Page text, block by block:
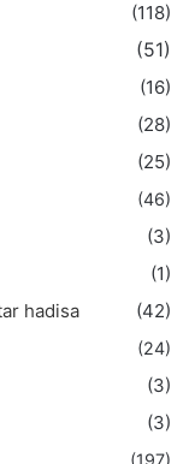
(118)
(51)
(16)
(28)
(25)
(46)
(3)
(1)
hadisa
(42)
(24)
(3)
(3)